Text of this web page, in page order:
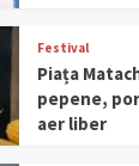
Festival
Piața
pepene,
aer liber